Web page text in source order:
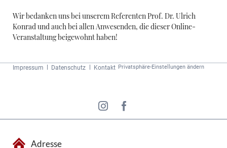
Wir bedanken uns bei unserem Referenten Prof. Dr. Ulrich
Konrad und auch bei allen Anwesenden, die dieser Online-
Veranstaltung beigewohnt haben!
Navigation
Impressum Datenschutz Kontakt Privatsphäre-Einstellungen ändern
Adresse